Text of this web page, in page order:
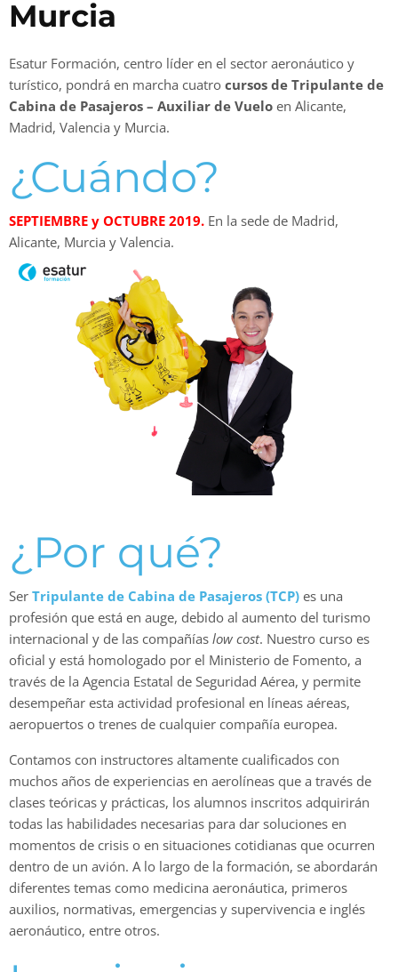
Murcia
Esatur Formación, centro líder en el sector aeronáutico y
turístico, pondrá en marcha cuatro cursos de Tripulante de
Cabina de Pasajeros – Auxiliar de Vuelo en Alicante,
Madrid, Valencia y Murcia.
¿Cuándo?
SEPTIEMBRE y OCTUBRE 2019. En la sede de Madrid,
Alicante, Murcia y Valencia.
¿Por qué?
Ser Tripulante de Cabina de Pasajeros (TCP) es una
profesión que está en auge, debido al aumento del turismo
internacional y de las compañías low cost. Nuestro curso es
oficial y está homologado por el Ministerio de Fomento, a
través de la Agencia Estatal de Seguridad Aérea, y permite
desempeñar esta actividad profesional en líneas aéreas,
aeropuertos o trenes de cualquier compañía europea.
Contamos con instructores altamente cualificados con
muchos años de experiencias en aerolíneas que a través de
clases teóricas y prácticas, los alumnos inscritos adquirirán
todas las habilidades necesarias para dar soluciones en
momentos de crisis o en situaciones cotidianas que ocurren
dentro de un avión. A lo largo de la formación, se abordarán
diferentes temas como medicina aeronáutica, primeros
auxilios, normativas, emergencias y supervivencia e inglés
aeronáutico, entre otros.